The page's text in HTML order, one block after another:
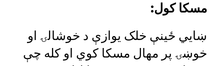
مسکا کول:
ښایي ځینې خلک یوازې د خوشالۍ او
خوښۍ پر مهال مسکا کوي او کله چې